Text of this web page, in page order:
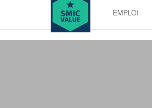
value
EMPLOI